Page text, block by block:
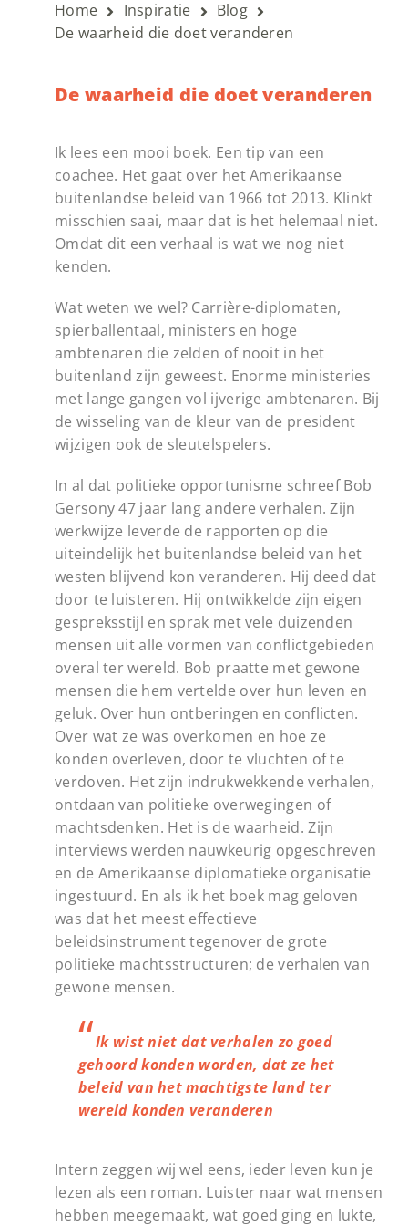
Home Inspiratie
Blog
De waarheid die doet veranderen
De waarheid die doet veranderen
Ik lees een mooi boek. Een tip van een
coachee. Het gaat over het Amerikaanse
buitenlandse beleid van 1966 tot 2013. Klinkt
misschien saai, maar dat is het helemaal niet.
Omdat dit een verhaal is wat we nog niet
kenden.
Wat weten we wel? Carrière-diplomaten,
spierballentaal, ministers en hoge
ambtenaren die zelden of nooit in het
buitenland zijn geweest. Enorme ministeries
met lange gangen vol ijverige ambtenaren. Bij
de wisseling van de kleur van de president
wijzigen ook de sleutelspelers.
In al dat politieke opportunisme schreef Bob
Gersony 47 jaar lang andere verhalen. Zijn
werkwijze leverde de rapporten op die
uiteindelijk het buitenlandse beleid van het
westen blijvend kon veranderen. Hij deed dat
door te luisteren. Hij ontwikkelde zijn eigen
gespreksstijl en sprak met vele duizenden
mensen uit alle vormen van conflictgebieden
overal ter wereld. Bob praatte met gewone
mensen die hem vertelde over hun leven en
geluk. Over hun ontberingen en conflicten.
Over wat ze was overkomen en hoe ze
konden overleven, door te vluchten of te
verdoven. Het zijn indrukwekkende verhalen,
ontdaan van politieke overwegingen of
machtsdenken. Het is de waarheid. Zijn
interviews werden nauwkeurig opgeschreven
en de Amerikaanse diplomatieke organisatie
ingestuurd. En als ik het boek mag geloven
was dat het meest effectieve
beleidsinstrument tegenover de grote
politieke machtsstructuren; de verhalen van
gewone mensen.
Ik wist niet dat verhalen zo goed
gehoord konden worden, dat ze het
beleid van het machtigste land ter
wereld konden veranderen
Intern zeggen wij wel eens, ieder leven kun je
lezen als een roman. Luister naar wat mensen
hebben meegemaakt, wat goed ging en lukte,